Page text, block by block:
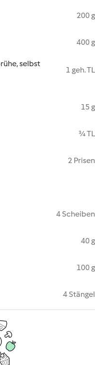
200 g
400 g
selbst
1 geh. TL
15 g
¾ TL
2 Prisen
4 Scheiben
40 g
100 g
4 Stängel